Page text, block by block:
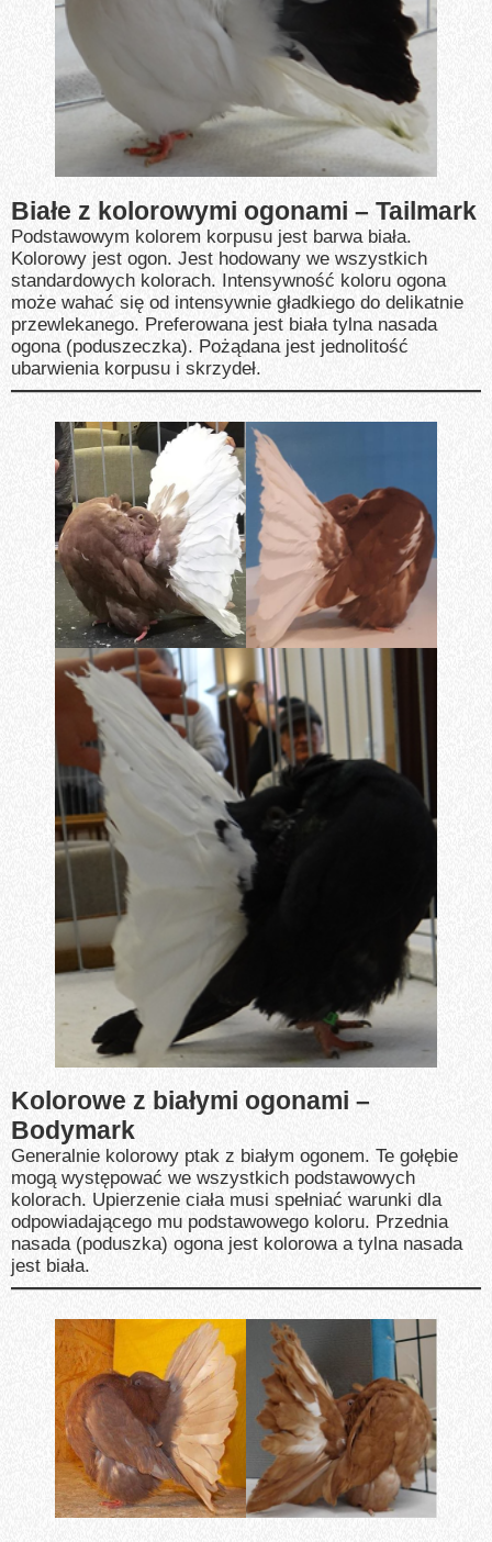
Białe z kolorowymi ogonami – Tailmark
Podstawowym kolorem korpusu jest barwa biała.
Kolorowy jest ogon. Jest hodowany we wszystkich
standardowych kolorach. Intensywność koloru ogona
może wahać się od intensywnie gładkiego do delikatnie
przewlekanego. Preferowana jest biała tylna nasada
ogona (poduszeczka). Pożądana jest jednolitość
ubarwienia korpusu i skrzydeł.
Kolorowe z białymi ogonami –
Bodymark
Generalnie kolorowy ptak z białym ogonem. Te gołębie
mogą występować we wszystkich podstawowych
kolorach. Upierzenie ciała musi spełniać warunki dla
odpowiadającego mu podstawowego koloru. Przednia
nasada (poduszka) ogona jest kolorowa a tylna nasada
jest biała.